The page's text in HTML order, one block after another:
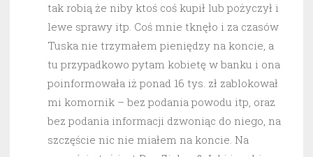
tak robią że niby ktoś coś kupił lub pożyczył i
lewe sprawy itp. Coś mnie tknęło i za czasów
Tuska nie trzymałem pieniędzy na koncie, a
tu przypadkowo pytam kobietę w banku i ona
poinformowała iż ponad 16 tys. zł zablokował
mi komornik – bez podania powodu itp, oraz
bez podania informacji dzwoniąc do niego, na
szczęście nic nie miałem na koncie. Na